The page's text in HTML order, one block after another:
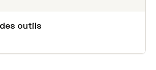
outils